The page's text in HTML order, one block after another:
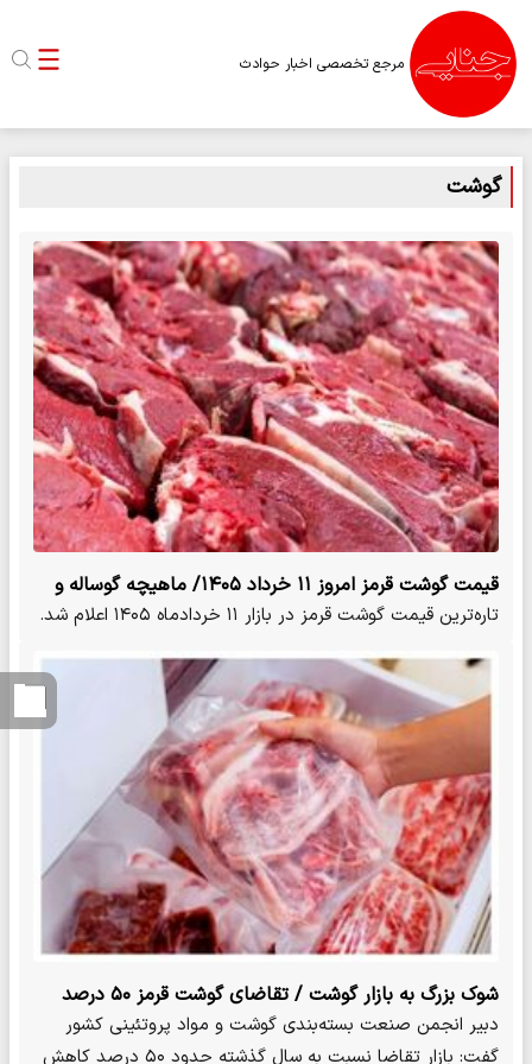
مرجع تخصصی اخبار حوادث
گوشت
قیمت گوشت قرمز امروز ۱۱ خرداد ۱۴۰۵/ ماهیچه گوساله و
گوسفندی کیلویی چند شد؟ + جدول
تاره‌ترین قیمت گوشت قرمز در بازار ۱۱ خردادماه ۱۴۰۵ اعلام شد.
شوک بزرگ به بازار گوشت / تقاضای گوشت قرمز ۵۰ درصد
سقوط کرد
دبیر انجمن صنعت بسته‌بندی گوشت و مواد پروتئینی کشور
گفت: بازار تقاضا نسبت به سال گذشته حدود ۵۰ درصد کاهش